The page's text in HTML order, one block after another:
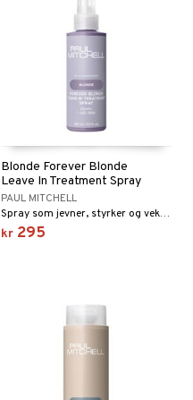
Blonde Forever Blonde
Leave In Treatment Spray
PAUL MITCHELL
Spray som jevner, styrker og vekker et livløst lyst eller blondt hår.
kr 295